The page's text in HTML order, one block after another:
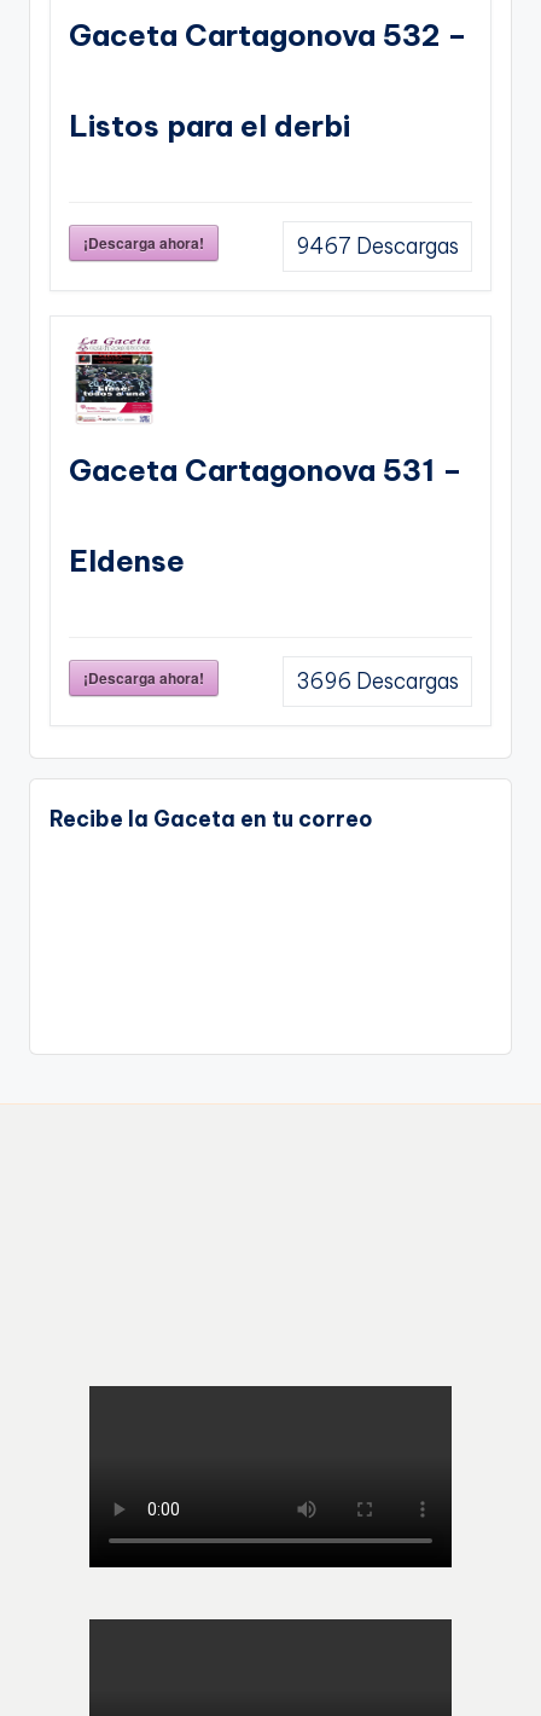
Gaceta Cartagonova 532 –
Listos para el derbi
¡Descarga ahora! 9467 Descargas
Gaceta Cartagonova 531 –
Eldense
¡Descarga ahora! 3696 Descargas
Recibe la Gaceta en tu correo